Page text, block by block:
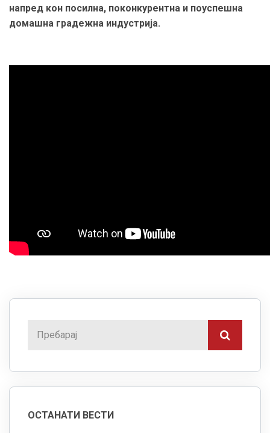
напред кон посилна, поконкурентна и поуспешна
домашна градежна индустрија.
ОСТАНАТИ ВЕСТИ